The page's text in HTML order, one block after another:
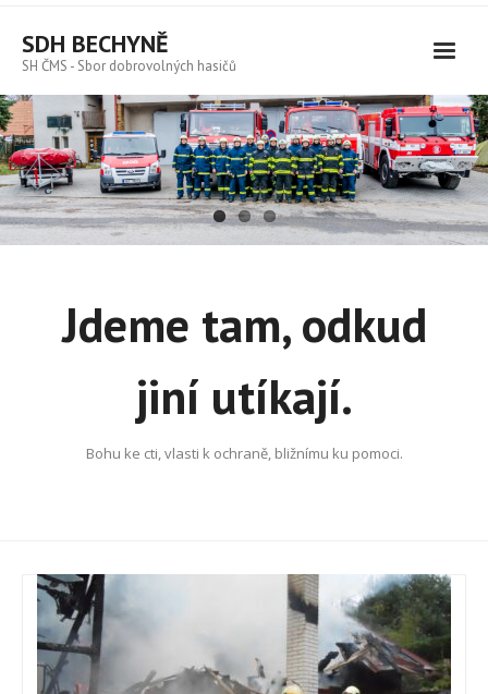
contentSDH BECHYNĚ
SH ČMS - Sbor dobrovolných hasičů
Jdeme tam, odkud
jiní utíkají.
Bohu ke cti, vlasti k ochraně, bližnímu ku pomoci.